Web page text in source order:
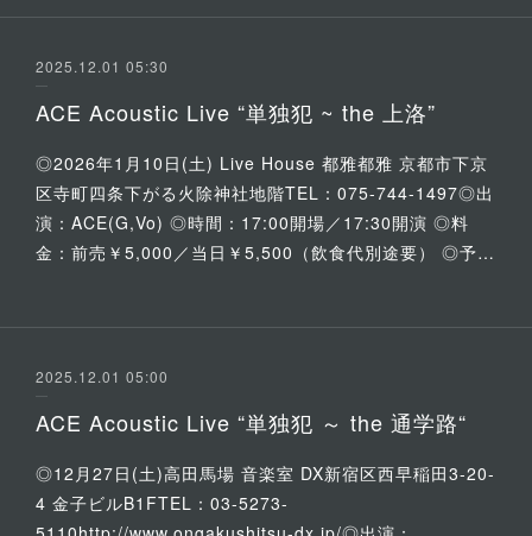
2025.12.01 05:30
ACE Acoustic Live “単独犯 ~ the 上洛”
◎2026年1月10日(土) Live House 都雅都雅 京都市下京
区寺町四条下がる火除神社地階TEL：075-744-1497◎出
演：ACE(G,Vo) ◎時間：17:00開場／17:30開演 ◎料
金：前売￥5,000／当日￥5,500（飲食代別途要） ◎予…
2025.12.01 05:00
ACE Acoustic Live “単独犯 ～ the 通学路“
◎12月27日(土)高田馬場 音楽室 DX新宿区西早稲田3-20-
4 金子ビルB1FTEL：03-5273-